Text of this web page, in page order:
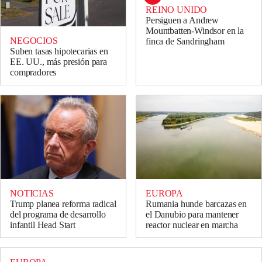
NEGOCIOS
Suben tasas hipotecarias en
EE. UU., más presión para
compradores
REINO UNIDO
Persiguen a Andrew
Mountbatten-Windsor en la
finca de Sandringham
NOTICIAS
Trump planea reforma radical
del programa de desarrollo
infantil Head Start
EUROPA
Rumania hunde barcazas en
el Danubio para mantener
reactor nuclear en marcha